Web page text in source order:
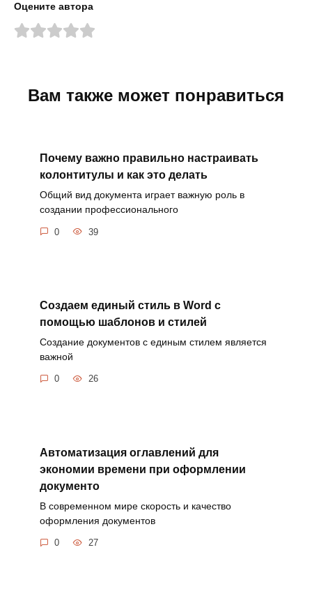
Оцените автора
Вам также может понравиться
Почему важно правильно настраивать
колонтитулы и как это делать
Общий вид документа играет важную роль в
создании профессионального
0 39
Создаем единый стиль в Word с
помощью шаблонов и стилей
Создание документов с единым стилем является
важной
0 26
Автоматизация оглавлений для
экономии времени при оформлении
документо
В современном мире скорость и качество
оформления документов
0 27